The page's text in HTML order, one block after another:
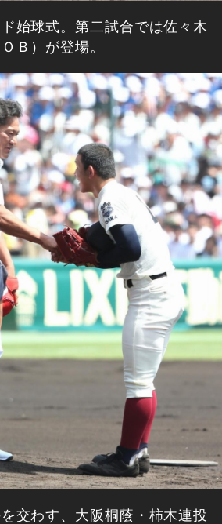
始球式。第二試合では佐々木
Ｂ）が登場。
交わす、大阪桐蔭・柿木連投